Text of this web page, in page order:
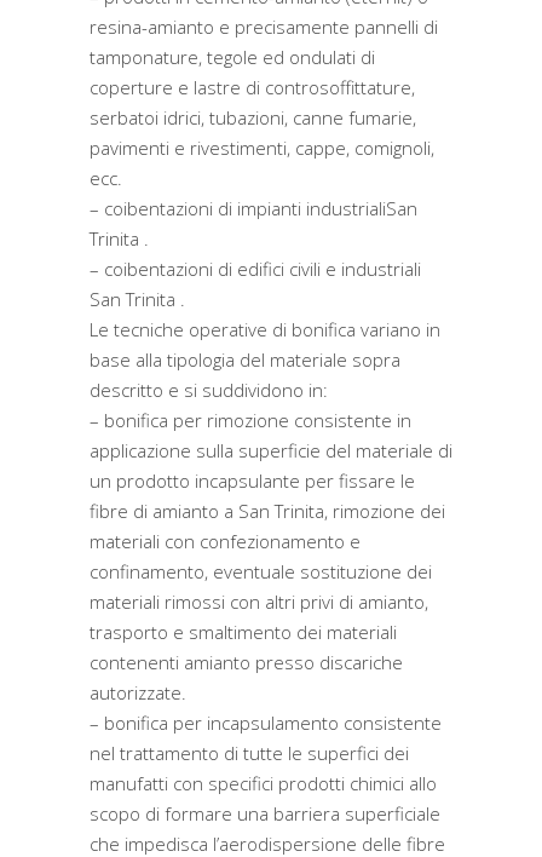
resina-amianto e precisamente pannelli di
tamponature, tegole ed ondulati di
coperture e lastre di controsoffittature,
serbatoi idrici, tubazioni, canne fumarie,
pavimenti e rivestimenti, cappe, comignoli,
ecc.
– coibentazioni di impianti industrialiSan
Trinita .
– coibentazioni di edifici civili e industriali
San Trinita .
Le tecniche operative di bonifica variano in
base alla tipologia del materiale sopra
descritto e si suddividono in:
– bonifica per rimozione consistente in
applicazione sulla superficie del materiale di
un prodotto incapsulante per fissare le
fibre di amianto a San Trinita, rimozione dei
materiali con confezionamento e
confinamento, eventuale sostituzione dei
materiali rimossi con altri privi di amianto,
trasporto e smaltimento dei materiali
contenenti amianto presso discariche
autorizzate.
– bonifica per incapsulamento consistente
nel trattamento di tutte le superfici dei
manufatti con specifici prodotti chimici allo
scopo di formare una barriera superficiale
che impedisca l’aerodispersione delle fibre